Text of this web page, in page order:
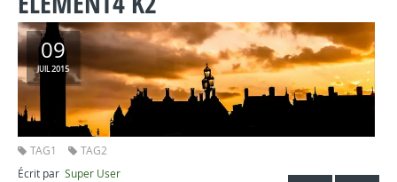
09
JUIL 2015
TAG1 TAG2
Écrit par Super User